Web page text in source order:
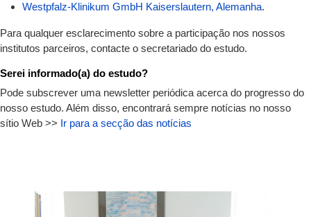
Westpfalz-Klinikum GmbH Kaiserslautern, Alemanha.
Para qualquer esclarecimento sobre a participação nos nossos
institutos parceiros, contacte o secretariado do estudo.
Serei informado(a) do estudo?
Pode subscrever uma newsletter periódica acerca do progresso do
nosso estudo. Além disso, encontrará sempre notícias no nosso
sítio Web >> Ir para a secção das notícias